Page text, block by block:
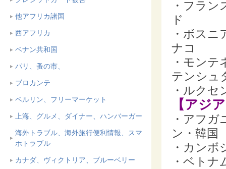
他アフリカ諸国
西アフリカ
ベナン共和国
パリ、蚤の市、
ブロカンテ
ベルリン、フリーマーケット
上海、グルメ、ダイナー、ハンバーガー
海外トラブル、海外旅行便利情報、スマ
ホトラブル
カナダ、ヴィクトリア、ブルーベリー
・フラ
ド
・ボス
ナコ
・モン
テンシュ
・ルク
【アジ
・アフ
ン・韓国
・カン
・ベト